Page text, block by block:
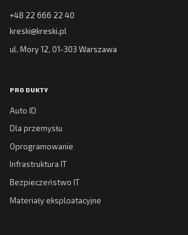
+48 22 666 22 40
kreski@kreski.pl
ul. Mory 12, 01-303 Warszawa
PRODUKTY
Auto ID
Dla przemysłu
Oprogramowanie
Infrastruktura IT
Bezpieczeństwo IT
Materiały eksploatacyjne